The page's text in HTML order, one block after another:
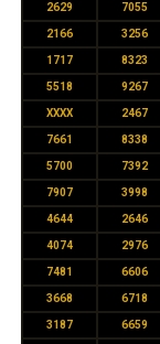
2629 7055
2166 3256
1717 8323
5518 9267
XXXX 2467
7661 8338
5700 7392
7907 3998
4644 2646
4074 2976
7481 6606
3668 6718
3187 6659